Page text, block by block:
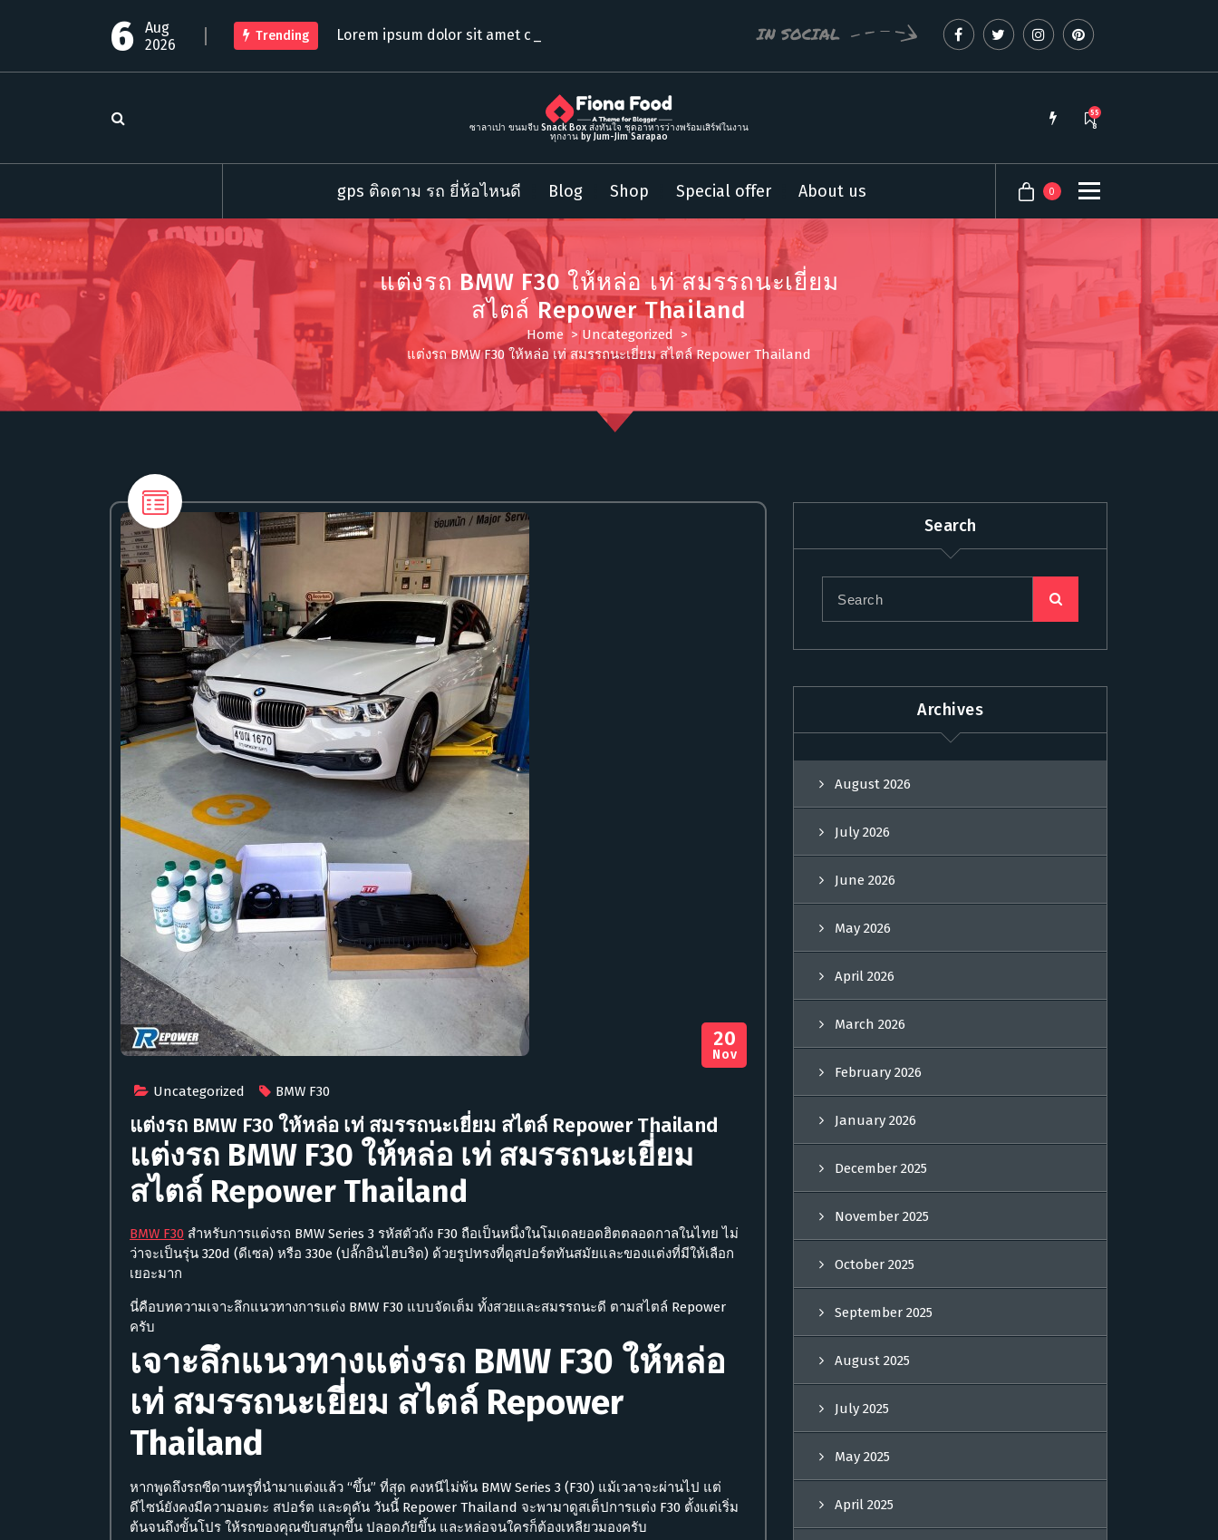
p
n
n
6
Aug
2026
Trending Lorem ipsum dolor sit amet consecte IN SOCIAL
ซาลาเปา ขนมจีบ Snack Box ส่งทันใจ ชุดอาหารว่างพร้อมเสิร์ฟในงาน
ทุกงาน by Jum-Jim Sarapao
55
8
gps ติดตาม รถ ยี่ห้อไหนดี Blog Shop Special offer About us 0
แต่งรถ BMW F30 ให้หล่อ เท่ สมรรถนะเยี่ยม
สไตล์ Repower Thailand
Home >Uncategorized
>
แต่งรถ BMW F30 ให้หล่อ เท่ สมรรถนะเยี่ยม สไตล์ Repower Thailand
Uncategorized BMW F30
20
Nov
แต่งรถ BMW F30 ให้หล่อ เท่ สมรรถนะเยี่ยม สไตล์ Repower Thailand
แต่งรถ BMW F30 ให้หล่อ เท่ สมรรถนะเยี่ยม
สไตล์ Repower Thailand
BMW F30 สำหรับการแต่งรถ BMW Series 3 รหัสตัวถัง F30 ถือเป็นหนึ่งในโมเดลยอดฮิตตลอดกาลในไทย ไม่
ว่าจะเป็นรุ่น 320d (ดีเซล) หรือ 330e (ปลั๊กอินไฮบริด) ด้วยรูปทรงที่ดูสปอร์ตทันสมัยและของแต่งที่มีให้เลือก
เยอะมาก
นี่คือบทความเจาะลึกแนวทางการแต่ง BMW F30 แบบจัดเต็ม ทั้งสวยและสมรรถนะดี ตามสไตล์ Repower
ครับ
เจาะลึกแนวทางแต่งรถ BMW F30 ให้หล่อ
เท่ สมรรถนะเยี่ยม สไตล์ Repower
Thailand
หากพูดถึงรถซีดานหรูที่นำมาแต่งแล้ว “ขึ้น” ที่สุด คงหนีไม่พ้น BMW Series 3 (F30) แม้เวลาจะผ่านไป แต่
ดีไซน์ยังคงมีความอมตะ สปอร์ต และดุดัน วันนี้ Repower Thailand จะพามาดูสเต็ปการแต่ง F30 ตั้งแต่เริ่ม
ต้นจนถึงขั้นโปร ให้รถของคุณขับสนุกขึ้น ปลอดภัยขึ้น และหล่อจนใครก็ต้องเหลียวมองครับ
Search
Archives
August 2026
July 2026
June 2026
May 2026
April 2026
March 2026
February 2026
January 2026
December 2025
November 2025
October 2025
September 2025
August 2025
July 2025
May 2025
April 2025